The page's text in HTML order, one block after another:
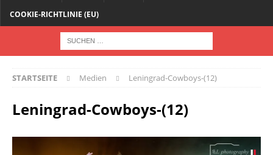
COOKIE-RICHTLINIE (EU)
STARTSEITE Medien Leningrad-Cowboys-(12)
Leningrad-Cowboys-(12)